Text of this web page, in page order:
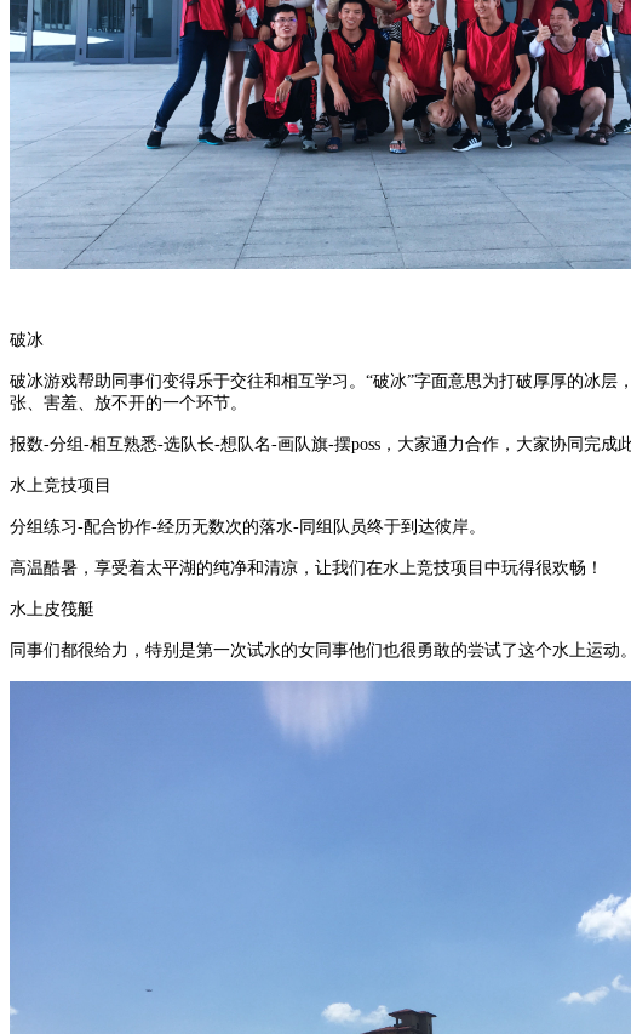
破冰
破冰游戏帮助同事们变得乐于交往和相互学习。“破冰”字面意思为打破厚厚的冰
张、害羞、放不开的一个环节。
报数-分组 -相互熟悉-选队长-想队名-画队旗-摆poss ，大家通力合作，大家协同完成
水上竞技项目
分组练习 -配合协作-经历无数次的落水- 同组队员终于到达彼岸。
高温酷暑，享受着太平湖的纯净和清凉，让我们在水上竞技项目中玩得很欢畅！
水上皮筏艇
同事们都很给力，特别是第一次试水的女同事他们也很勇敢的尝试了这个水上运动。